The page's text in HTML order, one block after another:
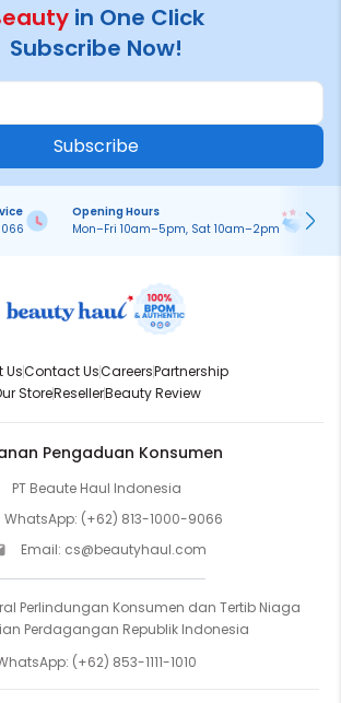
in One Click
Subscribe Now!
Subscribe
Opening Hours
Mon–Fri 10am–5pm, Sat 10am–2pm
UsContact UsCareersPartnership
StoreResellerBeauty Review
Pengaduan Konsumen
PT Beaute Haul Indonesia
WhatsApp: (+62) 813-1000-9066
Email: cs@beautyhaul.com
Perlindungan Konsumen dan Tertib Niaga
Perdagangan Republik Indonesia
(+62) 853-1111-1010